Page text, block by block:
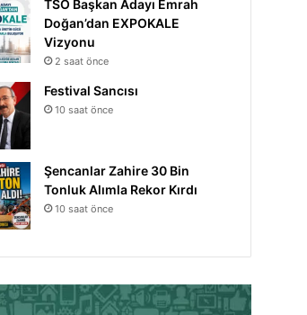
TSO Başkan Adayı Emrah
Doğan’dan EXPOKALE
Vizyonu
2 saat önce
Festival Sancısı
10 saat önce
Şencanlar Zahire 30 Bin
Tonluk Alımla Rekor Kırdı
10 saat önce